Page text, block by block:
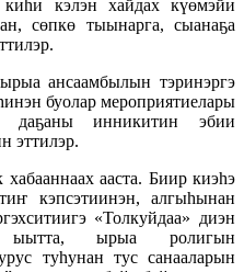
кэлэн хайдах күөмэйи
сөпкө тыынарга, сыанаҕа
ансаамбылын тэринэргэ
буолар мероприятиелары
даҕаны инникитин эбии
эттилэр.
ааста. Биир киэһэ
кэпсэтиинэн, алгыһынан
«Толкуйдаа» диэн
ыытта, ырыа ролигын
туһунан тус санааларын